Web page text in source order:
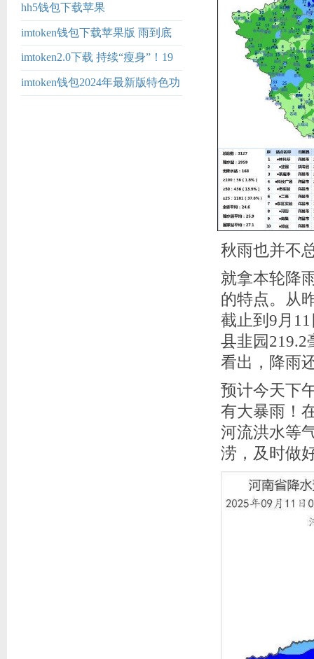
hh5钱包下载苹果
imtoken钱包下载苹果版 雨到底
下多大？什么原因导致的？还要
下多久？三问河南
imtoken2.0下载 持续“瘦身”！19
家券商裁撤43个营业网点
imtoken钱包2024年最新版特色功
秋雨也并不
就拿本轮降
的特点。从
截止到9月
县韭园219.2
看出，降雨
预计今天下
有大暴雨！
河流洪水等
涝，及时做